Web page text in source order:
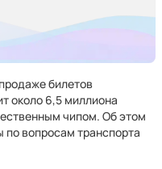
билетов
около 6,5 миллиона
чипом. Об этом
вопросам транспорта